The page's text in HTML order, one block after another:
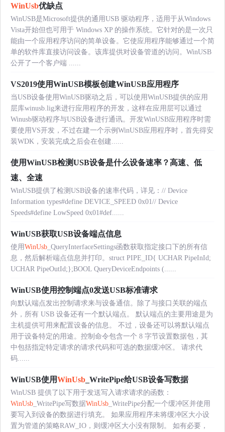
WinUsb优缺点
WinUSB是Microsoft提供的通用USB 驱动程序，适用于从Windows
Vista开始但也可用于 Windows XP 的操作系统。它针对的是一次只
能由一个应用程序访问的简单设备。它使应用程序能够通过一个简
单的软件库直接访问设备。该库提供对设备管道的访问。WinUSB
公开了一个客户端 ......
VS2019使用WinUSB模板创建WinUSB应用程序
当USB设备使用WinUSB驱动之后，可以使用WinUSB提供的应用
层库winusb.lig来进行应用程序的开发，这样在应用层可以通过
Winusb驱动程序与USB设备进行通讯。开发WinUSB应用程序时需
要使用VS开发，不过在建一个示例WinUSB应用程序时，首先得安
装WDK，安装完成之后会在创建......
使用WinUSB检测USB设备是什么设备速率？高速、低
速、全速
WinUSB提供了检测USB设备的速率代码，详见：// Device
Information types#define DEVICE_SPEED 0x01// Device
Speeds#define LowSpeed 0x01#def......
WinUSB获取USB设备端点信息
使用WinUsb _QueryInterfaceSettings函数获取指定接口下的所有信
息，然后解析端点信息并打印。struct PIPE_ID{ UCHAR PipeInId;
UCHAR PipeOutId;};BOOL QueryDeviceEndpoints (......
WinUSB使用控制端点0发送USB标准请求
向默认端点发出控制请求来与设备通信。除了与接口关联的端点
外，所有 USB 设备还有一个默认端点。 默认端点的主要用途是为
主机提供可用来配置设备的信息。 不过，设备还可以将默认端点
用于设备特定的用途。控制命令包含一个 8 字节设置数据包，其
中包括指定特定请求的请求代码和可选的数据缓冲区。 请求代
码......
WinUSB使用WinUsb _WritePipe给USB设备写数据
WinUSB 提供了以下用于发送写入请求请求的函数：
WinUsb _WritePipe写数据WinUsb _WritePipe分配一个缓冲区并使用
要写入到设备的数据进行填充。 如果应用程序未将缓冲区大小设
置为管道的策略RAW_IO，则缓冲区大小没有限制。 如有必要，